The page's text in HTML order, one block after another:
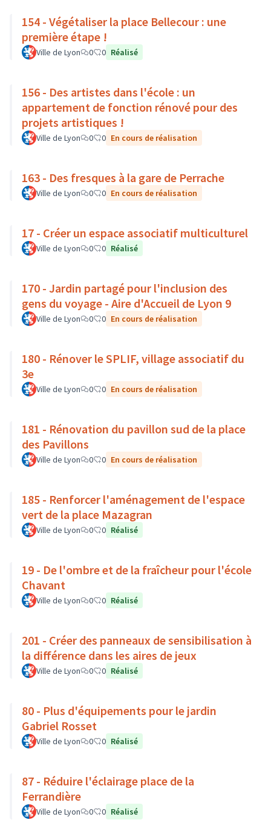
154 - Végétaliser la place Bellecour : une
première étape !
Ville de Lyon 0 0 Réalisé
156 - Des artistes dans l'école : un
appartement de fonction rénové pour des
projets artistiques !
Ville de Lyon 0 0 En cours de réalisation
163 - Des fresques à la gare de Perrache
Ville de Lyon 0 0 En cours de réalisation
17 - Créer un espace associatif multiculturel
Ville de Lyon 0 0 Réalisé
170 - Jardin partagé pour l'inclusion des
gens du voyage - Aire d'Accueil de Lyon 9
Ville de Lyon 0 0 En cours de réalisation
180 - Rénover le SPLIF, village associatif du
3e
Ville de Lyon 0 0 En cours de réalisation
181 - Rénovation du pavillon sud de la place
des Pavillons
Ville de Lyon 0 0 En cours de réalisation
185 - Renforcer l'aménagement de l'espace
vert de la place Mazagran
Ville de Lyon 0 0 Réalisé
19 - De l'ombre et de la fraîcheur pour l'école
Chavant
Ville de Lyon 0 0 Réalisé
201 - Créer des panneaux de sensibilisation à
la différence dans les aires de jeux
Ville de Lyon 0 0 Réalisé
80 - Plus d'équipements pour le jardin
Gabriel Rosset
Ville de Lyon 0 0 Réalisé
87 - Réduire l'éclairage place de la
Ferrandière
Ville de Lyon 0 0 Réalisé